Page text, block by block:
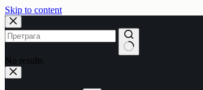
Skip to content
No results